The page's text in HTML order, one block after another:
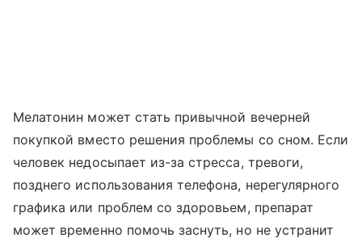
Мелатонин может стать привычной вечерней
покупкой вместо решения проблемы со сном. Если
человек недосыпает из-за стресса, тревоги,
позднего использования телефона, нерегулярного
графика или проблем со здоровьем, препарат
может временно помочь заснуть, но не устранит